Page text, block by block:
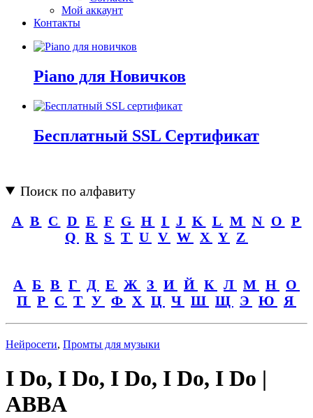
Мой аккаунт
Контакты
Piano для Новичков
Бесплатный SSL Сертификат
Поиск по алфавиту
A B C D E F G H I J K L M N O
P
Q
R S T U V W X Y Z
А Б В Г Д Е Ж З И Й К Л М Н
О
П Р С Т У Ф Х Ц Ч Ш Щ Э Ю Я
Нейросети, Промты для музыки
I Do, I Do, I Do, I Do, I Do |
ABBA